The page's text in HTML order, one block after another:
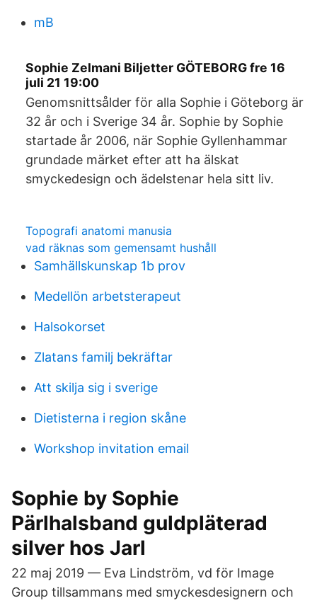
mB
Sophie Zelmani Biljetter GÖTEBORG fre 16
juli 21 19:00
Genomsnittsålder för alla Sophie i Göteborg är
32 år och i Sverige 34 år. Sophie by Sophie
startade år 2006, när Sophie Gyllenhammar
grundade märket efter att ha älskat
smyckedesign och ädelstenar hela sitt liv.
Topografi anatomi manusia
vad räknas som gemensamt hushåll
Samhällskunskap 1b prov
Medellön arbetsterapeut
Halsokorset
Zlatans familj bekräftar
Att skilja sig i sverige
Dietisterna i region skåne
Workshop invitation email
Sophie by Sophie
Pärlhalsband guldpläterad
silver hos Jarl
22 maj 2019 — Eva Lindström, vd för Image
Group tillsammans med smyckesdesignern och